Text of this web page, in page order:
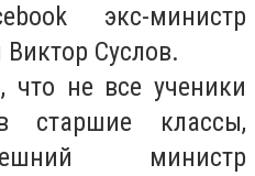
экс-министр
Суслов.
не все ученики
старшие классы,
министр